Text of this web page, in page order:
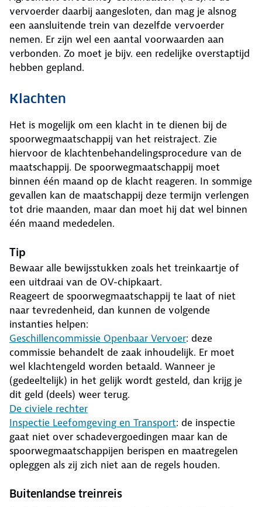
vervoerder daarbij aangesloten, dan mag je alsnog
een aansluitende trein van dezelfde vervoerder
nemen. Er zijn wel een aantal voorwaarden aan
verbonden. Zo moet je bijv. een redelijke overstaptijd
hebben gepland.
Klachten
Het is mogelijk om een klacht in te dienen bij de
spoorwegmaatschappij van het reistraject. Zie
hiervoor de klachtenbehandelingsprocedure van de
maatschappij. De spoorwegmaatschappij moet
binnen één maand op de klacht reageren. In sommige
gevallen kan de maatschappij deze termijn verlengen
tot drie maanden, maar dan moet hij dat wel binnen
één maand mededelen.
Tip
Bewaar alle bewijsstukken zoals het treinkaartje of
een uitdraai van de OV-chipkaart.
Reageert de spoorwegmaatschappij te laat of niet
naar tevredenheid, dan kunnen de volgende
instanties helpen:
Geschillencommissie Openbaar Vervoer: deze
commissie behandelt de zaak inhoudelijk. Er moet
wel klachtengeld worden betaald. Wanneer je
(gedeeltelijk) in het gelijk wordt gesteld, dan krijg je
dit geld (deels) weer terug.
De civiele rechter
Inspectie Leefomgeving en Transport: de inspectie
gaat niet over schadevergoedingen maar kan de
spoorwegmaatschappijen berispen en maatregelen
opleggen als zij zich niet aan de regels houden.
Buitenlandse treinreis